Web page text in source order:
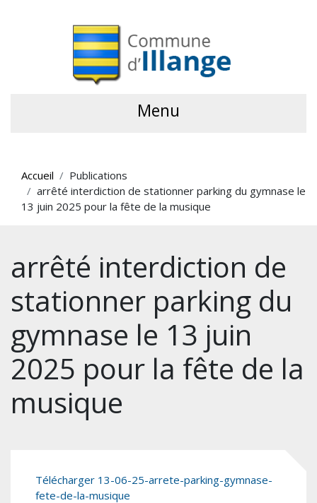
Menu
Accueil
Publications
arrêté interdiction de stationner parking du gymnase le
13 juin 2025 pour la fête de la musique
arrêté interdiction de
stationner parking du
gymnase le 13 juin
2025 pour la fête de la
musique
Télécharger 13-06-25-arrete-parking-gymnase-
fete-de-la-musique